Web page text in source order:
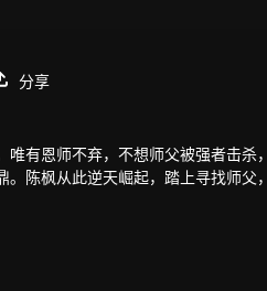
分享
唯有恩师不弃，不想师父被强者击
陈枫从此逆天崛起，踏上寻找师父